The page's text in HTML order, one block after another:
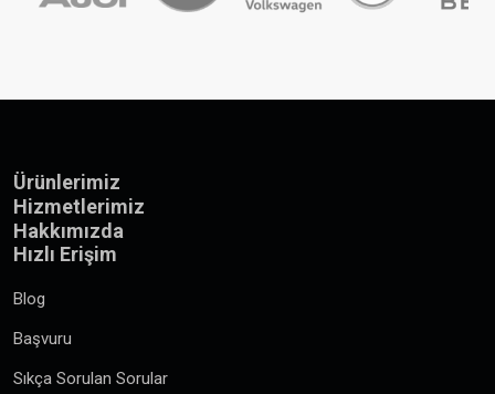
Ürünlerimiz
Hizmetlerimiz
Hakkımızda
Hızlı Erişim
Blog
Başvuru
Sıkça Sorulan Sorular